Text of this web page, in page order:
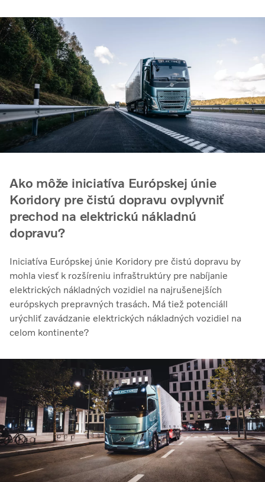
Ako môže iniciatíva Európskej únie
Koridory pre čistú dopravu ovplyvniť
prechod na elektrickú nákladnú
dopravu?
Iniciatíva Európskej únie Koridory pre čistú dopravu by
mohla viesť k rozšíreniu infraštruktúry pre nabíjanie
elektrických nákladných vozidiel na najrušenejších
európskych prepravných trasách. Má tiež potenciáll
urýchliť zavádzanie elektrických nákladných vozidiel na
celom kontinente?